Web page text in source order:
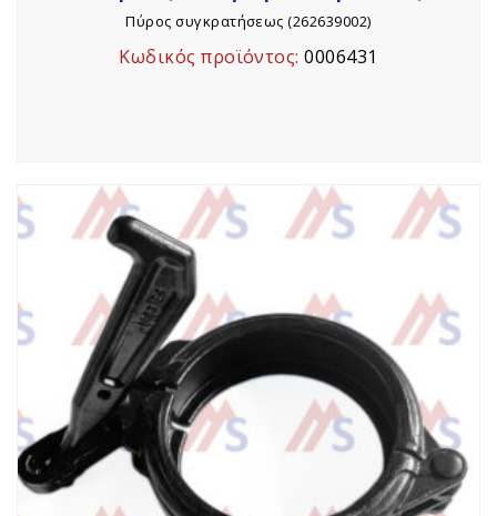
Πύρος συγκρατήσεως (262639002)
Κωδικός προϊόντος:0006431